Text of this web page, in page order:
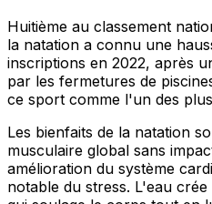
Huitième au classement
la natation a connu une
inscriptions en 2022, après
par les fermetures de
ce sport comme l'un des
Les bienfaits de la natation
musculaire global sans
amélioration du système
notable du stress. L'eau